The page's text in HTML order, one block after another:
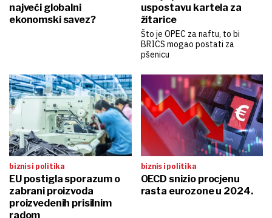
najveći globalni
ekonomski savez?
uspostavu kartela za
žitarice
Što je OPEC za naftu, to bi
BRICS mogao postati za
pšenicu
biznis i politika
EU postigla sporazum o
zabrani proizvoda
proizvedenih prisilnim
radom
biznis i politika
OECD snizio procjenu
rasta eurozone u 2024.